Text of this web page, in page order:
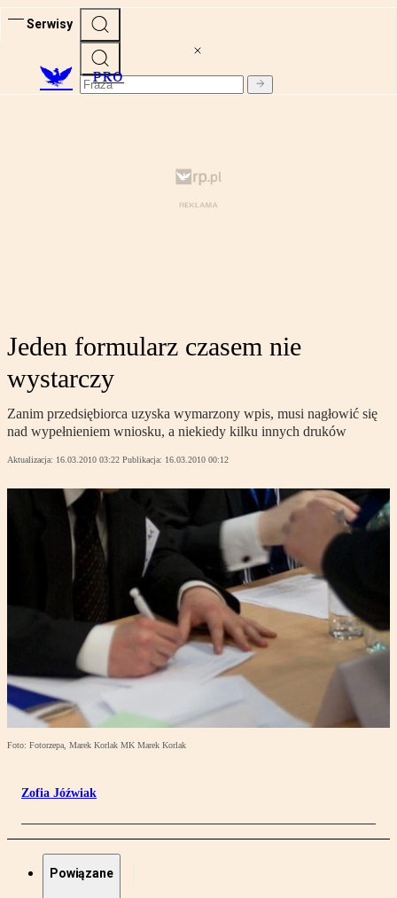
Serwisy
PRO
Jeden formularz czasem nie
wystarczy
Zanim przedsiębiorca uzyska wymarzony wpis, musi nagłowić się
nad wypełnieniem wniosku, a niekiedy kilku innych druków
Aktualizacja: 16.03.2010 03:22 Publikacja: 16.03.2010 00:12
Foto: Fotorzepa, Marek Korlak MK Marek Korlak
Zofia Jóźwiak
Powiązane